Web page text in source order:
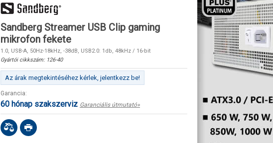
Sandberg Streamer USB Clip gaming
mikrofon fekete
1.0, USB-A, 50Hz-18kHz, -38dB, USB2.0: 1db, 48kHz / 16-bit
Gyártói cikkszám: 126-40
Az árak megtekintéséhez kérlek, jelentkezz be!
Garancia:
60 hónap szakszerviz Garanciális útmutató»